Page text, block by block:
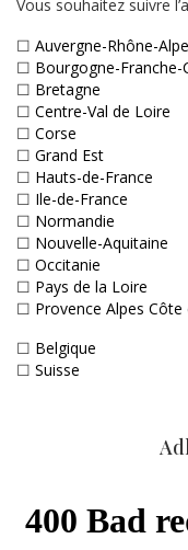
Vous souhaitez suivre
☐ Auvergne-Rhône-
☐ Bourgogne-Franche-
☐ Bretagne
☐ Centre-Val de Loire
☐ Corse
☐ Grand Est
☐ Hauts-de-France
☐ Ile-de-France
☐ Normandie
☐ Nouvelle-Aquitaine
☐ Occitanie
☐ Pays de la Loire
☐ Provence Alpes Côte
☐ Belgique
☐ Suisse